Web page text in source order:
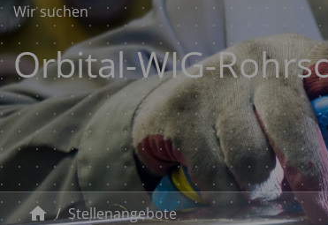
Wir suchen
Orbital-WIG-
home Stellenangebote